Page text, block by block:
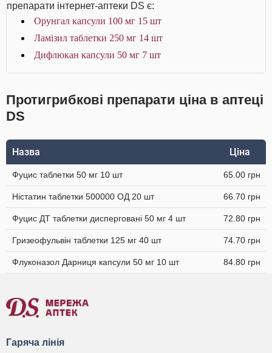
препарати інтернет-аптеки DS є:
Орунгал капсули 100 мг 15 шт
Ламізил таблетки 250 мг 14 шт
Дифлюкан капсули 50 мг 7 шт
Протигрибкові препарати ціна в аптеці
DS
Назва Ціна
Фуцис таблетки 50 мг 10 шт 65.00 грн
Ністатин таблетки 500000 ОД 20 шт 66.70 грн
Фуцис ДТ таблетки дисперговані 50 мг 4 шт 72.80 грн
Гризеофульвін таблетки 125 мг 40 шт 74.70 грн
Флуконазол Дарниця капсули 50 мг 10 шт 84.80 грн
Гаряча лінія